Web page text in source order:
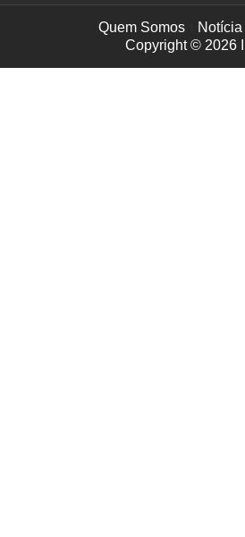
Quem Somos Notícia
Copyright © 2026